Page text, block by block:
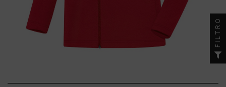
FILTRO